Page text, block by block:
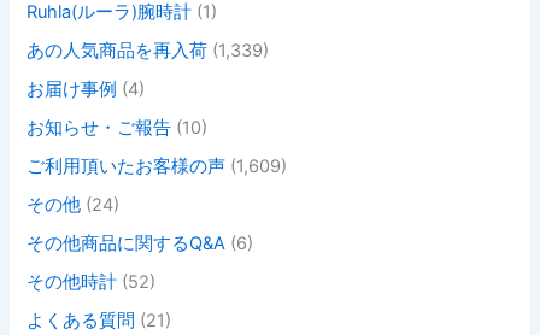
Ruhla(ルーラ)腕時計 (1)
あの人気商品を再入荷 (1,339)
お届け事例 (4)
お知らせ・ご報告 (10)
ご利用頂いたお客様の声 (1,609)
その他 (24)
その他商品に関するQ&A (6)
その他時計 (52)
よくある質問 (21)